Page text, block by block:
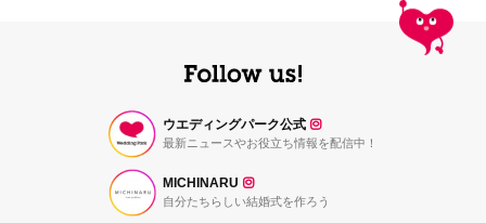
ウエディングパーク公式
最新ニュースやお役立ち情報を配信中！
MICHINARU
自分たちらしい結婚式を作ろう